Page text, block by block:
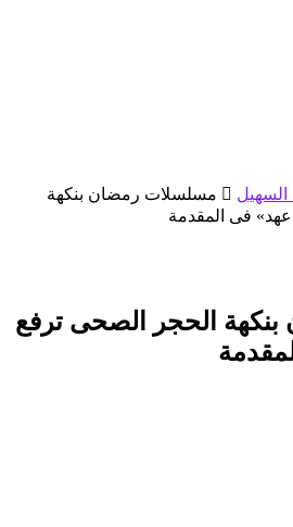
السهيل
مسلسلات رمضان بنكهة
عهد» فى المقدمة
الحجر الصحى ترفع